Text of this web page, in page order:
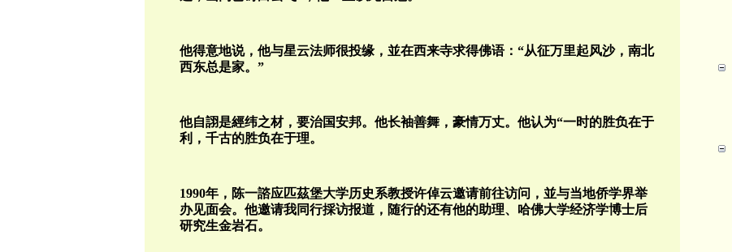
他得意地说，他与星云法师很投缘，並在西来寺求得佛语：“从征万里起风沙，南北
西东总是家。”
他自詡是經纬之材，要治国安邦。他长袖善舞，豪情万丈。他认为“一时的胜负在于
利，千古的胜负在于理。
1990年，陈一諮应匹茲堡大学历史系教授许倬云邀请前往访问，並与当地侨学界举
办见面会。他邀请我同行採访报道，随行的还有他的助理、哈佛大学经济学博士后
研究生金岩石。